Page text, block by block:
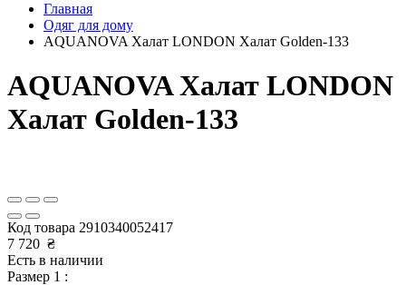
Главная
Одяг для дому
AQUANOVA Халат LONDON Халат Golden-133
AQUANOVA Халат LONDON
Халат Golden-133
Код товара 2910340052417
7 720 ₴
Есть в наличии
Размер 1 :